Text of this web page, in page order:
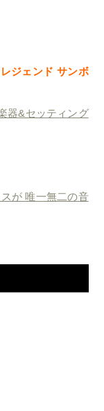
ジェンド サンボ
器&セッティング
が 唯一無二の音